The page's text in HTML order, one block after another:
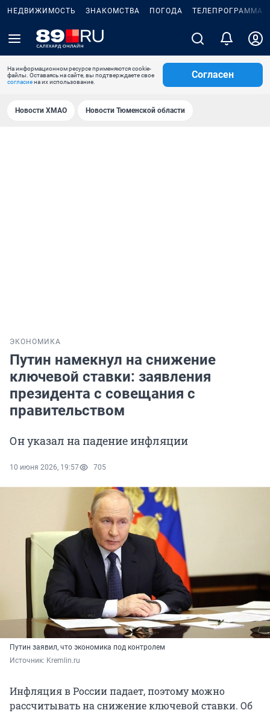
НЕДВИЖИМОСТЬ ЗНАКОМСТВА ПОГОДА ТЕЛЕПРОГРАММА
На информационном ресурсе применяются cookie-
файлы. Оставаясь на сайте, вы подтверждаете свое
согласиена их использование.
Согласен
Новости ХМАО Новости Тюменской области
ЭКОНОМИКА
Путин намекнул на снижение
ключевой ставки: заявления
президента с совещания с
правительством
Он указал на падение инфляции
10 июня 2026, 19:57 705
Путин заявил, что экономика под контролем
Источник: Kremlin.ru
Инфляция в России падает, поэтому можно
рассчитывать на снижение ключевой ставки. Об